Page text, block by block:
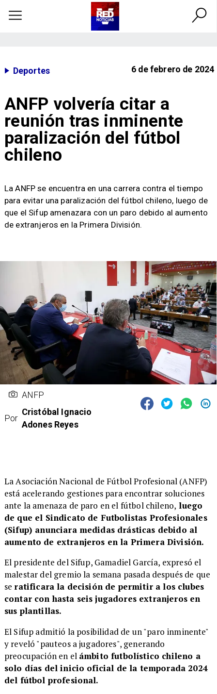
Deportes 6 de febrero de 2024
ANFP volvería citar a
reunión tras inminente
paralización del fútbol
chileno
​La ANFP se encuentra en una carrera contra el tiempo
para evitar una paralización del fútbol chileno, luego de
que el Sifup amenazara con un paro debido al aumento
de extranjeros en la Primera División.
ANFP
Por
Cristóbal Ignacio
Adones Reyes
​La Asociación Nacional de Fútbol Profesional (ANFP)
está acelerando gestiones para encontrar soluciones
ante la amenaza de paro en el fútbol chileno, luego
de que el Sindicato de Futbolistas Profesionales
(Sifup) anunciara medidas drásticas debido al
aumento de extranjeros en la Primera División.
El presidente del Sifup, Gamadiel García, expresó el
malestar del gremio la semana pasada después de que
seratificara la decisión de permitir a los clubes
contar con hasta seis jugadores extranjeros en
sus plantillas.
​El Sifup admitió la posibilidad de un "paro inminente"
y reveló "pauteos a jugadores", generando
preocupación en el ámbito futbolístico chileno a
solo días del inicio oficial de la temporada 2024
del fútbol profesional.